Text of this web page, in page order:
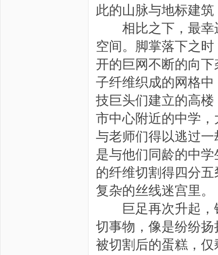
此的山脉与地标建
相比之下，最幸
空间。脚掌落下之
开的巨网不断的向
子纤维织成的网格
技巨头们建立的高
市中心附近的中学
与老师们得以逃过
是与他们同龄的中
的纤维切割得四分
复杂的丝线迷宫里。
巨足再次升起，
切事物，像是纷纷
被切割后的蛋糕，